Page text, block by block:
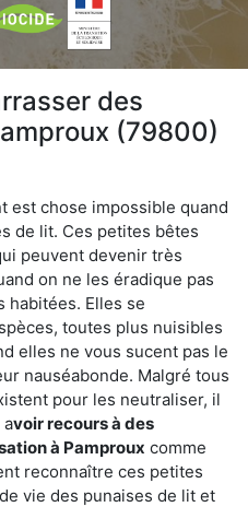
des
(79800)
est chose impossible quand
de lit. Ces petites bêtes
peuvent devenir très
on ne les éradique pas
habitées. Elles se
toutes plus nuisibles
elles ne vous sucent pas le
nauséabonde. Malgré tous
pour les neutraliser, il
avoir recours à des
à Pamproux comme
reconnaître ces petites
vie des punaises de lit et